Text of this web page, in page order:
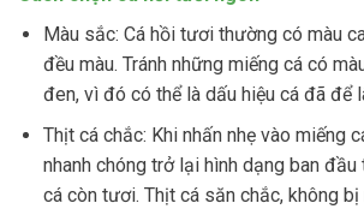
Màu sắc: Cá hồi tươi thường có màu
đều màu. Tránh những miếng cá có
đen, vì đó có thể là dấu hiệu cá đã để
Thịt cá chắc: Khi nhấn nhẹ vào miếng
nhanh chóng trở lại hình dạng ban
cá còn tươi. Thịt cá săn chắc, không bị